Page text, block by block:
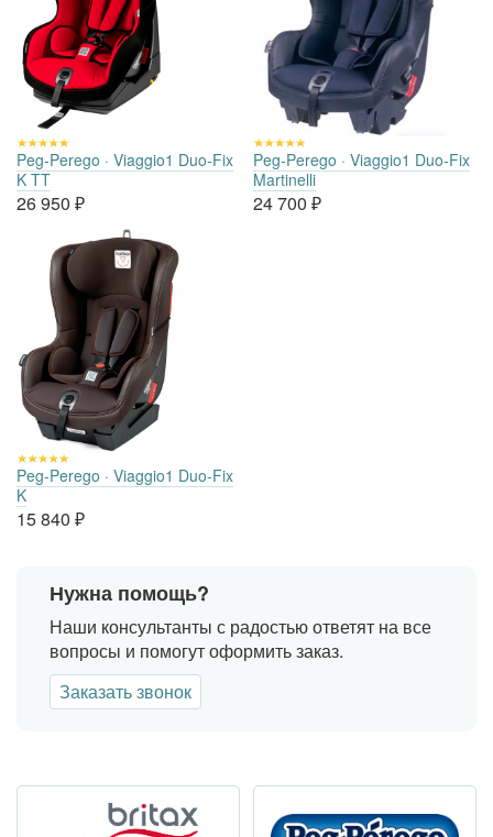
Peg-Perego · Viaggio1 Duo-Fix
K TT
26 950 ₽
Peg-Perego · Viaggio1 Duo-Fix
Martinelli
24 700 ₽
Peg-Perego · Viaggio1 Duo-Fix
K
15 840 ₽
Нужна помощь?
Наши консультанты с радостью ответят на все
вопросы и помогут оформить заказ.
Заказать звонок